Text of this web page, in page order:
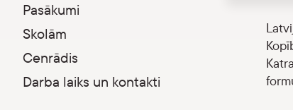
Pasākumi
Skolām
Cenrādis
Darba laiks un kontakti